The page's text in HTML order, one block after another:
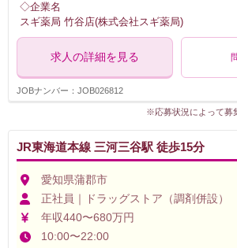
◇企業名
スギ薬局 竹谷店(株式会社スギ薬局)
求人の詳細を見る
JOBナンバー：JOB026812
※応募状況によって募
JR東海道本線 三河三谷駅 徒歩15分
愛知県蒲郡市
正社員｜ドラッグストア（調剤併設）
年収440〜680万円
10:00〜22:00